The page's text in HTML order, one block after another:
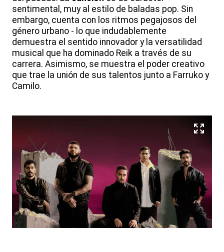
sentimental, muy al estilo de baladas pop. Sin
embargo, cuenta con los ritmos pegajosos del
género urbano - lo que indudablemente
demuestra el sentido innovador y la versatilidad
musical que ha dominado Reik a través de su
carrera. Asimismo, se muestra el poder creativo
que trae la unión de sus talentos junto a Farruko y
Camilo.